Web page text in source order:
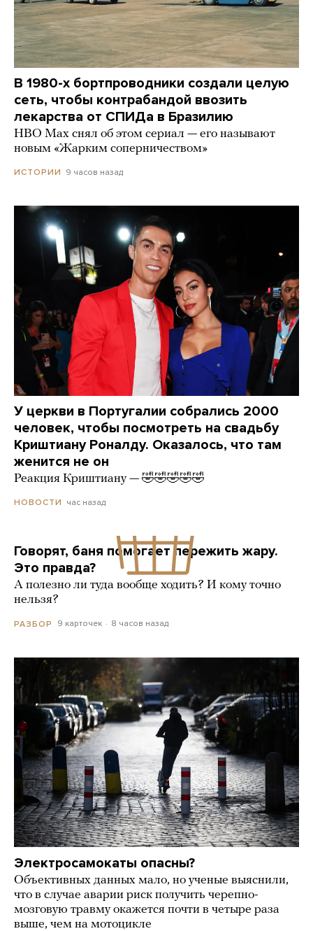
В 1980-х бортпроводники создали целую
сеть, чтобы контрабандой ввозить
лекарства от СПИДа в Бразилию
HBO Max снял об этом сериал — его называют
новым «Жарким соперничеством»
ИСТОРИИ 9 часов назад
У церкви в Португалии собрались 2000
человек, чтобы посмотреть на свадьбу
Криштиану Роналду. Оказалось, что там
женится не он
Реакция Криштиану — 🤣🤣🤣🤣🤣
НОВОСТИ час назад
Говорят, баня помогает пережить жару.
Это правда?
А полезно ли туда вообще ходить? И кому точно
нельзя?
РАЗБОР 9 карточек 8 часов назад
Электросамокаты опасны?
Объективных данных мало, но ученые выяснили,
что в случае аварии риск получить черепно-
мозговую травму окажется почти в четыре раза
выше, чем на мотоцикле